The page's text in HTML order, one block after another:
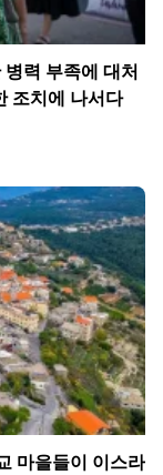
력 부족에 대처
조치에 나서다
마을들이 이스라